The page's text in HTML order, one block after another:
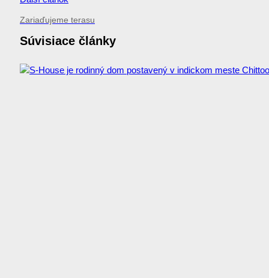
Zariaďujeme terasu
Súvisiace články